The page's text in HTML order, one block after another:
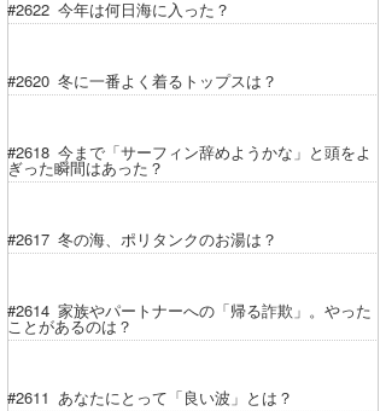
#2622 今年は何日海に入った？
#2620 冬に一番よく着るトップスは？
#2618 今まで「サーフィン辞めようかな」と頭をよ
ぎった瞬間はあった？
#2617 冬の海、ポリタンクのお湯は？
#2614 家族やパートナーへの「帰る詐欺」。やった
ことがあるのは？
#2611 あなたにとって「良い波」とは？